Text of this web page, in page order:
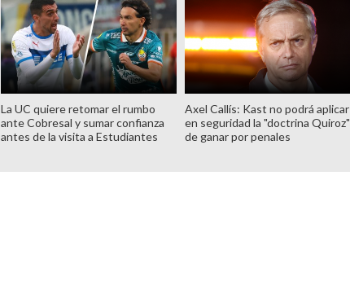
La UC quiere retomar el rumbo
ante Cobresal y sumar confianza
antes de la visita a Estudiantes
Axel Callís: Kast no podrá aplicar
en seguridad la "doctrina Quiroz"
de ganar por penales